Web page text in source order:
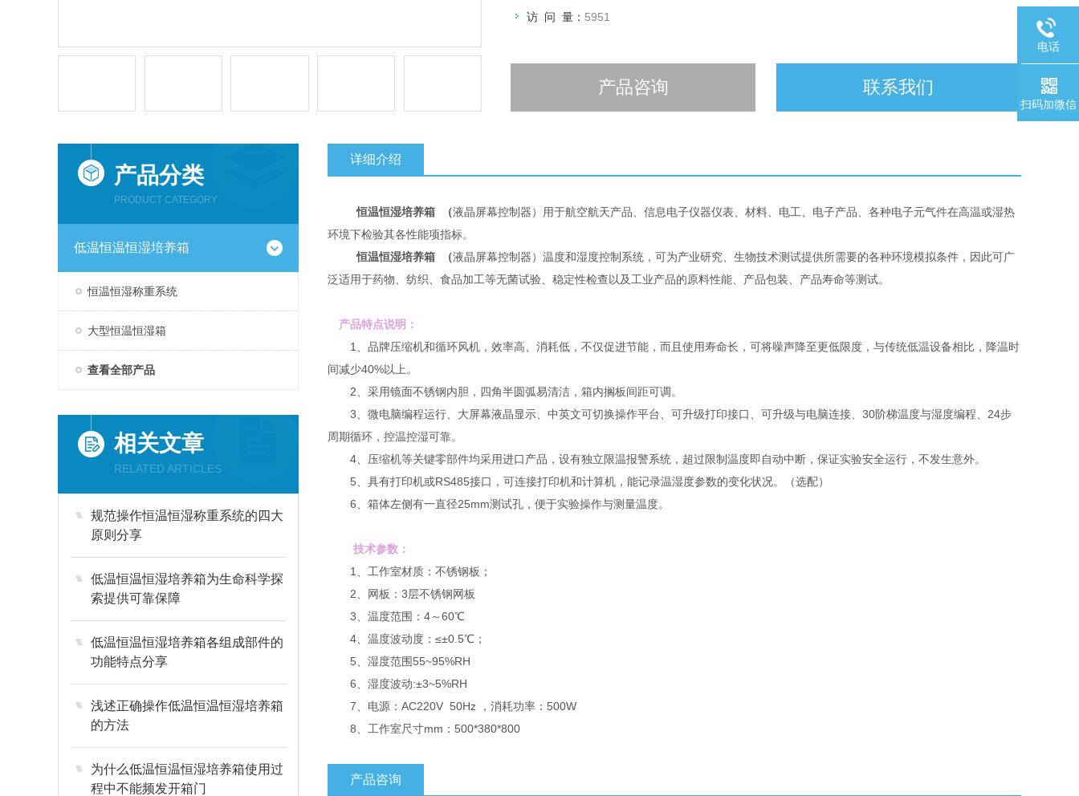
访 问 量： 5951
产品咨询 联系我们
产品分类
PRODUCT CATEGORY
低温恒温恒湿培养箱
恒温恒湿称重系统
大型恒温恒湿箱
查看全部产品
相关文章
RELATED ARTICLES
规范操作恒温恒湿称重系统的四大
原则分享
低温恒温恒湿培养箱为生命科学探
索提供可靠保障
低温恒温恒湿培养箱各组成部件的
功能特点分享
浅述正确操作低温恒温恒湿培养箱
的方法
为什么低温恒温恒湿培养箱使用过
程中不能频发开箱门
详细介绍
恒温恒湿培养箱 （液晶屏幕控制器）用于航空航天产品、信息电子仪器仪表、材料、电工、电子产品、各种电子元气件在高温或湿热
环境下检验其各性能项指标。
恒温恒湿培养箱 （液晶屏幕控制器）温度和湿度控制系统，可为产业研究、生物技术测试提供所需要的各种环境模拟条件，因此可广
泛适用于药物、纺织、食品加工等无菌试验、稳定性检查以及工业产品的原料性能、产品包装、产品寿命等测试。
产品特点说明：
1、品牌压缩机和循环风机，效率高、消耗低，不仅促进节能，而且使用寿命长，可将噪声降至更低限度，与传统低温设备相比，降温时
间减少40%以上。
2、采用镜面不锈钢内胆，四角半圆弧易清洁，箱内搁板间距可调。
3、微电脑编程运行、大屏幕液晶显示、中英文可切换操作平台、可升级打印接口、可升级与电脑连接、30阶梯温度与湿度编程、24步
周期循环，控温控湿可靠。
4、压缩机等关键零部件均采用进口产品，设有独立限温报警系统，超过限制温度即自动中断，保证实验安全运行，不发生意外。
5、具有打印机或RS485接口，可连接打印机和计算机，能记录温湿度参数的变化状况。（选配）
6、箱体左侧有一直径25mm测试孔，便于实验操作与测量温度。
技术参数：
1、工作室材质：不锈钢板；
2、网板：3层不锈钢网板
3、温度范围：4～60℃
4、温度波动度：≤±0.5℃；
5、湿度范围55~95%RH
6、湿度波动:±3~5%RH
7、电源：AC220V 50Hz ，消耗功率：500W
8、工作室尺寸mm：500*380*800
产品咨询
电话
扫码加微信